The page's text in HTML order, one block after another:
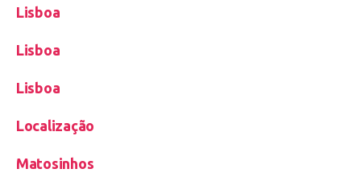
Lisboa
Lisboa
Lisboa
Localização
Matosinhos